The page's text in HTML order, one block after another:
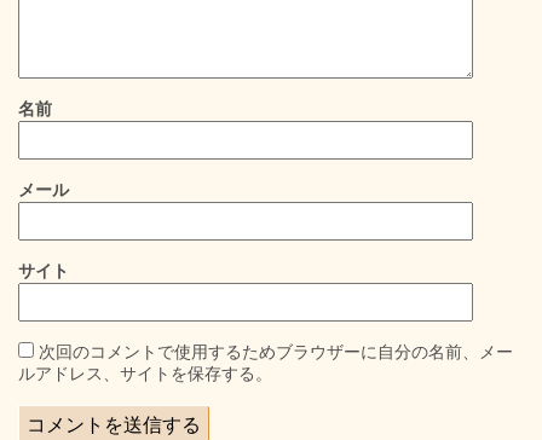
名前
メール
サイト
次回のコメントで使用するためブラウザーに自分の名前、メー
ルアドレス、サイトを保存する。